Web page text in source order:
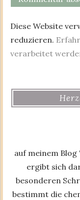
Diese Website
reduzieren.
verarbeitet
auf meinem Blog
ergibt sich
besonderen
bestimmt die